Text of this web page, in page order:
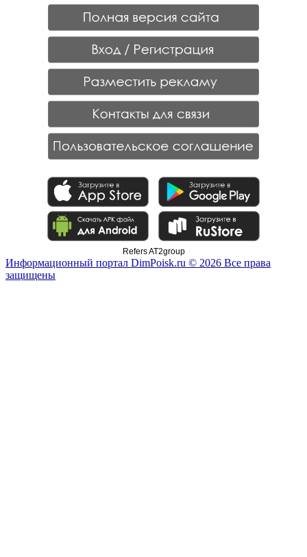
Refers AT2group
Информационный портал DimPoisk.ru © 2026 Все права
защищены